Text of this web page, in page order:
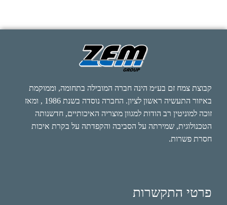
קבוצת צמח זם בע״מ הינה חברה המובילה בתחומה, וממוקמת
באיזור התעשיה ראשון לציון. החברה נוסדה בשנת 1986 , ומאז
זוכה למוניטין רב הודות למגוון מוצריה האיכותיים, חדשנותה
הטכנולוגית, שמירתה על הסביבה והקפדתה על בקרת איכות
חסרת פשרות.
פרטי התקשרות